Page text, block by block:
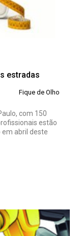
estradas
Fique de Olho
com 150
estão
abril deste